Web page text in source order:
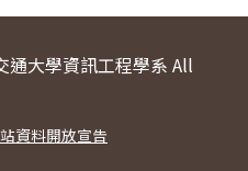
大學資訊工程學系 All
資料開放宣告